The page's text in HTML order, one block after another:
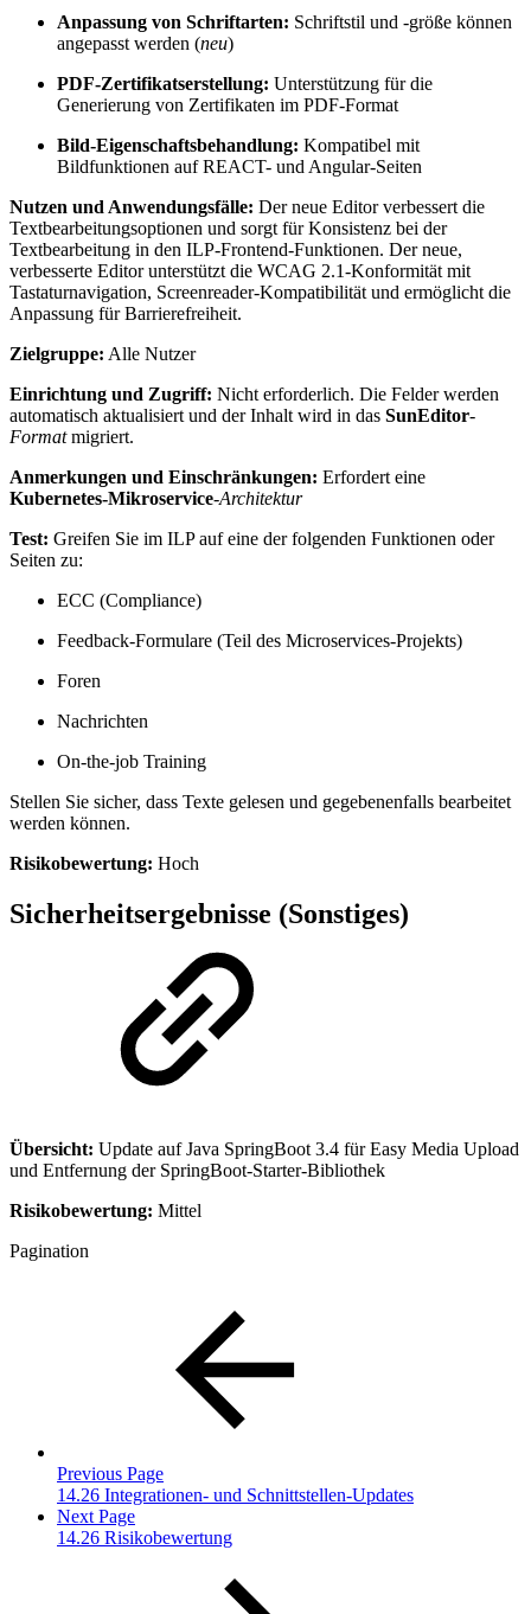
Anpassung von Schriftarten: Schriftstil und -größe können
angepasst werden (neu)
PDF-Zertifikatserstellung: Unterstützung für die
Generierung von Zertifikaten im PDF-Format
Bild-Eigenschaftsbehandlung: Kompatibel mit
Bildfunktionen auf REACT- und Angular-Seiten
Nutzen und Anwendungsfälle: Der neue Editor verbessert die
Textbearbeitungsoptionen und sorgt für Konsistenz bei der
Textbearbeitung in den ILP-Frontend-Funktionen. Der neue,
verbesserte Editor unterstützt die WCAG 2.1-Konformität mit
Tastaturnavigation, Screenreader-Kompatibilität und ermöglicht die
Anpassung für Barrierefreiheit.
Zielgruppe: Alle Nutzer
Einrichtung und Zugriff: Nicht erforderlich. Die Felder werden
automatisch aktualisiert und der Inhalt wird in das SunEditor-
Formatmigriert.
Anmerkungen und Einschränkungen: Erfordert eine
Kubernetes-Mikroservice-Architektur
Test: Greifen Sie im ILP auf eine der folgenden Funktionen oder
Seiten zu:
ECC (Compliance)
Feedback-Formulare (Teil des Microservices-Projekts)
Foren
Nachrichten
On-the-job Training
Stellen Sie sicher, dass Texte gelesen und gegebenenfalls bearbeitet
werden können.
Risikobewertung: Hoch
Sicherheitsergebnisse (Sonstiges)
Übersicht: Update auf Java SpringBoot 3.4 für Easy Media Upload
und Entfernung der SpringBoot-Starter-Bibliothek
Risikobewertung: Mittel
Pagination
Previous Page
14.26 Integrationen- und Schnittstellen-Updates
Next Page
14.26 Risikobewertung